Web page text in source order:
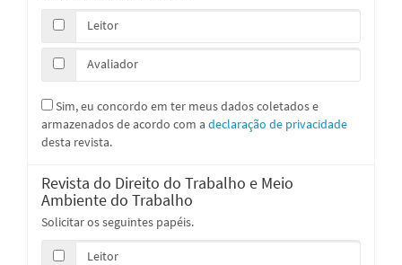
Leitor
Avaliador
armazenados de acordo com a declaração de privacidade
desta revista.
Revista do Direito do Trabalho e Meio
Ambiente do Trabalho
Solicitar os seguintes papéis.
Leitor